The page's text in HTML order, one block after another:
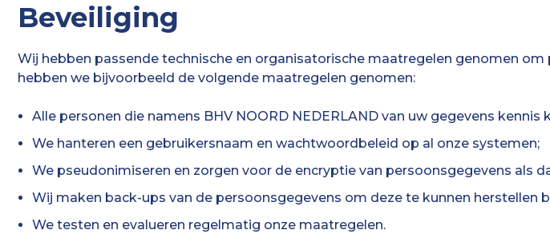
Beveiliging
Wij hebben passende technische en organisatorische maatregelen genomen
hebben we bijvoorbeeld de volgende maatregelen genomen:
Alle personen die namens BHV NOORD NEDERLAND van uw gegevens
We hanteren een gebruikersnaam en wachtwoordbeleid op al onze systemen;
We pseudonimiseren en zorgen voor de encryptie van persoonsgegevens als
Wij maken back-ups van de persoonsgegevens om deze te kunnen herstellen
We testen en evalueren regelmatig onze maatregelen.